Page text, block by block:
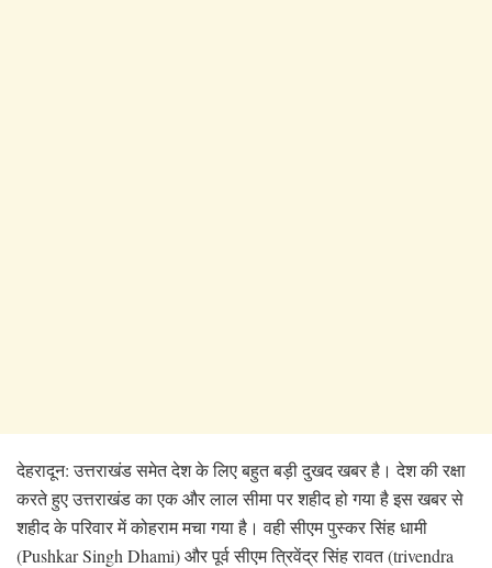
देहरादून: उत्तराखंड समेत देश के लिए बहुत बड़ी दुखद खबर है। देश की रक्षा
करते हुए उत्तराखंड का एक और लाल सीमा पर शहीद हो गया है इस खबर से
शहीद के परिवार में कोहराम मचा गया है। वही सीएम पुस्कर सिंह धामी
(Pushkar Singh Dhami) और पूर्व सीएम त्रिवेंद्र सिंह रावत (trivendra